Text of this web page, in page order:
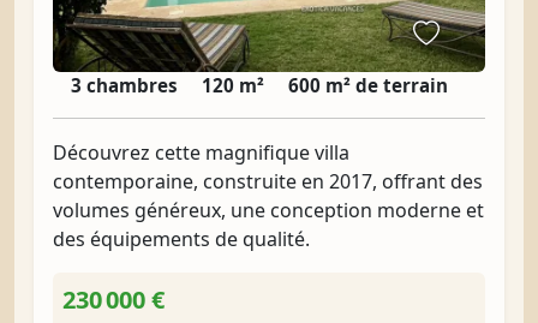
3 chambres 120 m² 600 m² de terrain
Découvrez cette magnifique villa
contemporaine, construite en 2017, offrant des
volumes généreux, une conception moderne et
des équipements de qualité.
230 000 €